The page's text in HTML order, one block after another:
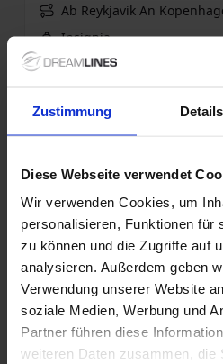
Zustimmung Details
Diese Webseite verwendet
Wir verwenden Cookies, um
personalisieren, Funktionen für
zu können und die Zugriffe auf
analysieren. Außerdem geben
Verwendung unserer Website
soziale Medien, Werbung und
Partner führen diese
weiteren Daten zusammen, die
Ab Reykjavik An
Insignia
Bis zu 749 € Bordguthaben
Außenkabine ab
8.849 €
Balkonkabine
12.719 €
Nur Kreuzfahrt
Norwegen ab Leith
der Azamara Quest